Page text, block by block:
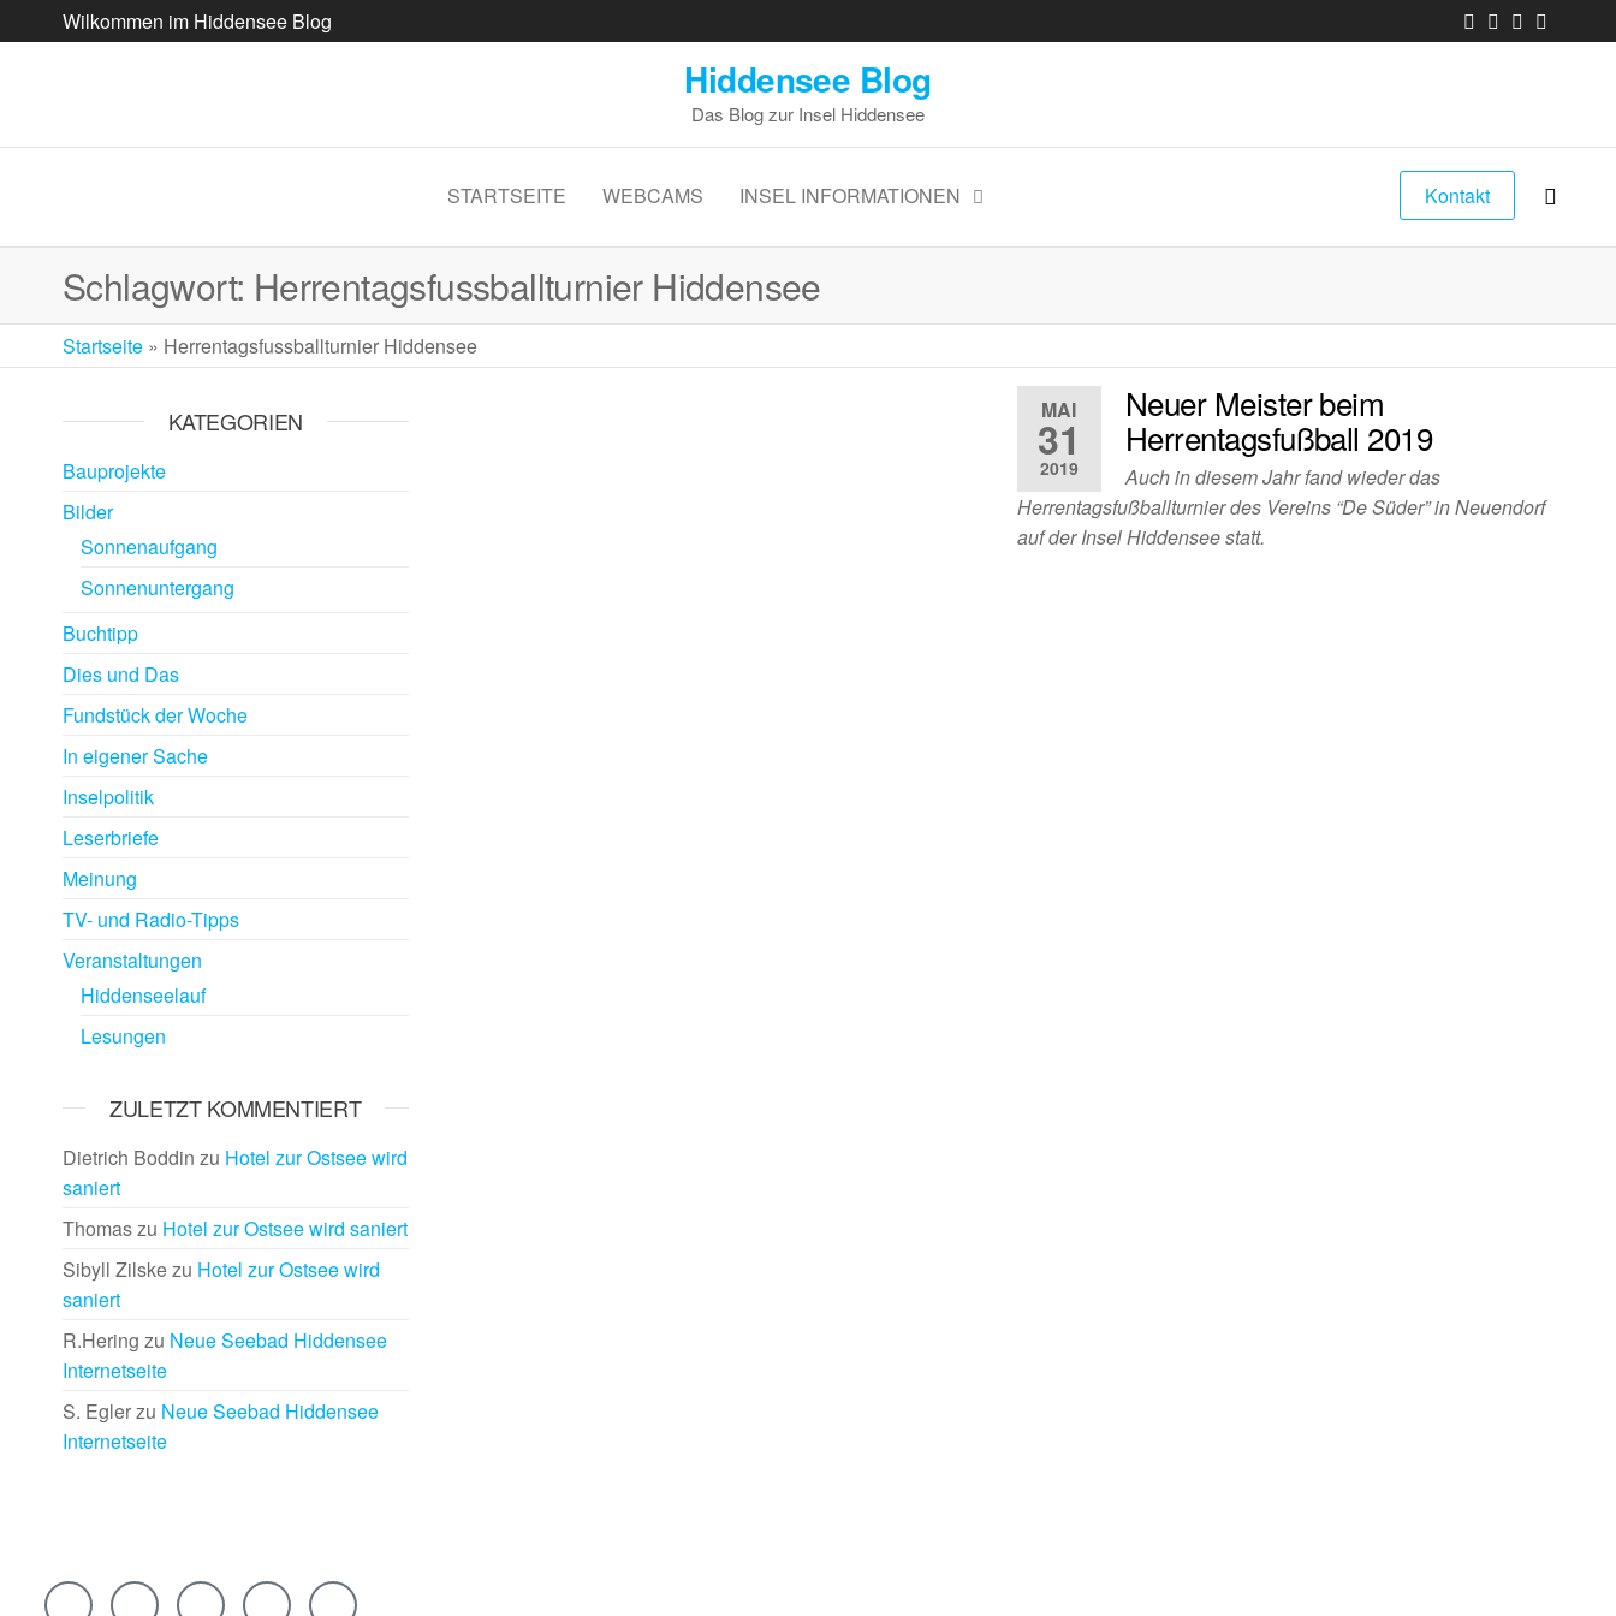
Wilkommen im Hiddensee Blog
Hiddensee Blog
Das Blog zur Insel Hiddensee
Kontakt
STARTSEITE WEBCAMS INSEL INFORMATIONEN
Schlagwort: Herrentagsfussballturnier Hiddensee
Startseite » Herrentagsfussballturnier Hiddensee
MAI
31
2019
Neuer Meister beim
Herrentagsfußball 2019
Auch in diesem Jahr fand wieder das
Herrentagsfußballturnier des Vereins “De Süder” in Neuendorf
auf der Insel Hiddensee statt.
KATEGORIEN
Bauprojekte
Bilder
Sonnenaufgang
Sonnenuntergang
Buchtipp
Dies und Das
Fundstück der Woche
In eigener Sache
Inselpolitik
Leserbriefe
Meinung
TV- und Radio-Tipps
Veranstaltungen
Hiddenseelauf
Lesungen
ZULETZT KOMMENTIERT
Dietrich Boddin zu Hotel zur Ostsee wird
saniert
Thomaszu Hotel zur Ostsee wird saniert
Sibyll Zilskezu Hotel zur Ostsee wird
saniert
R.Hering zu Neue Seebad Hiddensee
Internetseite
S. Eglerzu Neue Seebad Hiddensee
Internetseite